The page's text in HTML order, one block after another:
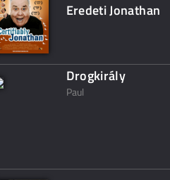
Eredeti Jonathan
Drogkirály
Paul